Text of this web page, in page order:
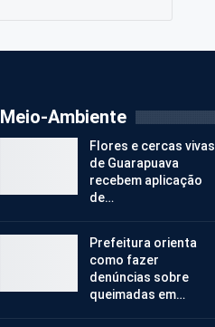
Meio-Ambiente
Flores e cercas vivas
de Guarapuava
recebem aplicação
de…
Prefeitura orienta
como fazer
denúncias sobre
queimadas em…